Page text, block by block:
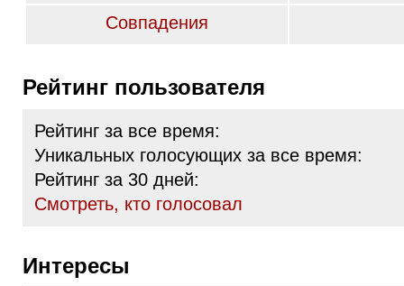
Совпадения
Рейтинг пользователя
Рейтинг за все время:
Уникальных голосующих за все время:
Рейтинг за 30 дней:
Cмотреть, кто голосовал
Интересы